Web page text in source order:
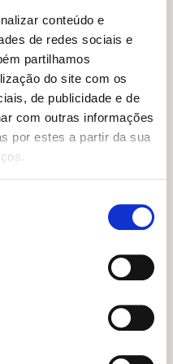
conteúdo e
de redes sociais e
partilhamos
do site com os
de publicidade e de
com outras informações
por estes a partir da sua
original
preço
atual
é:
Sempre Tu – Ed. Limitada